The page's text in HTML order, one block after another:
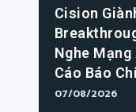
Cision
Nghe Mạng
Cáo Báo
07/08/2026